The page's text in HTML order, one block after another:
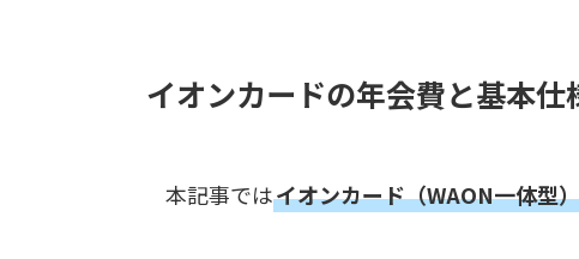
イオンカードの年会費と基本仕
本記事ではイオンカード（WAON一体型